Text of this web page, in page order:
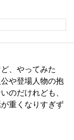
、やってみた
や登場人物の抱
のだけれども、
重くなりすぎず